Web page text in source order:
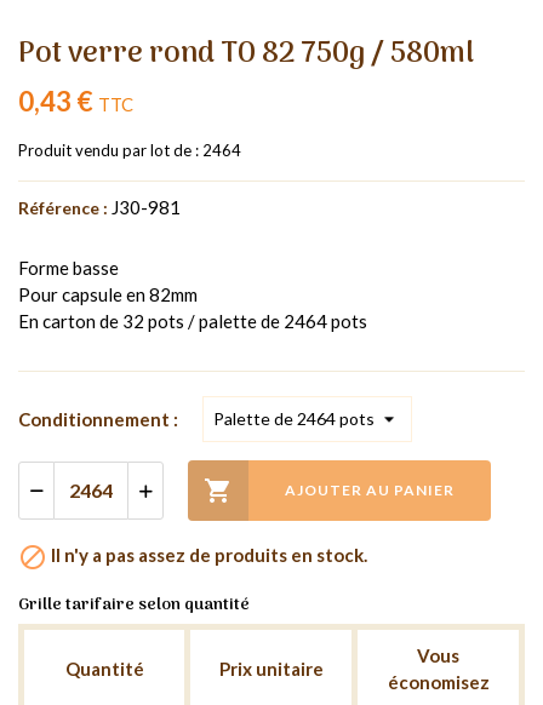
Pot verre rond TO 82 750g / 580ml
0,43 € TTC
Produit vendu par lot de : 2464
Référence : J30-981
Forme basse
Pour capsule en 82mm
En carton de 32 pots / palette de 2464 pots
Conditionnement :
 AJOUTER AU PANIER
 Il n'y a pas assez de produits en stock.
Grille tarifaire selon quantité
Quantité Prix unitaire
Vous
économisez